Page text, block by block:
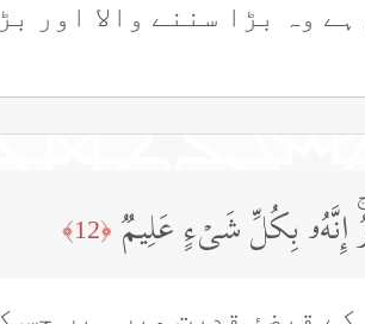
وہ بڑا سننے والا اور
إِنَّهُۥ بِكُلِّ شَیۡءٍ عَلِیمࣱ ﴿12﴾